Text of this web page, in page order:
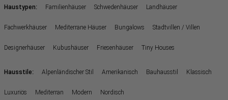
Haustypen: Familienhäuser Schwedenhäuser Landhäuser
Fachwerkhäuser Mediterrane Häuser Bungalows Stadtvillen / Villen
Designerhäuser Kubushäuser Friesenhäuser Tiny Houses
Hausstile: Alpenländischer Stil Amerikanisch Bauhausstil Klassisch
Luxuriös Mediterran Modern Nordisch